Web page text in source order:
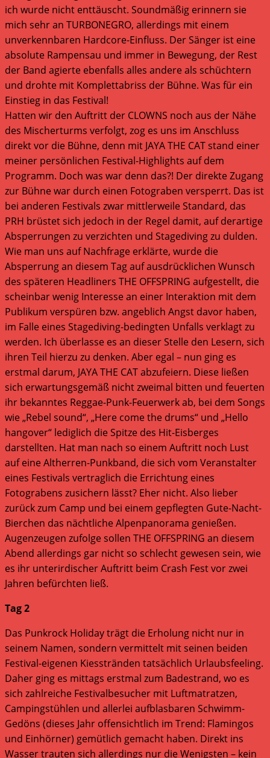
ich wurde nicht enttäuscht. Soundmäßig erinnern sie
mich sehr an TURBONEGRO, allerdings mit einem
unverkennbaren Hardcore-Einfluss. Der Sänger ist eine
absolute Rampensau und immer in Bewegung, der Rest
der Band agierte ebenfalls alles andere als schüchtern
und drohte mit Komplettabriss der Bühne. Was für ein
Einstieg in das Festival!
Hatten wir den Auftritt der CLOWNS noch aus der Nähe
des Mischerturms verfolgt, zog es uns im Anschluss
direkt vor die Bühne, denn mit JAYA THE CAT stand einer
meiner persönlichen Festival-Highlights auf dem
Programm. Doch was war denn das?! Der direkte Zugang
zur Bühne war durch einen Fotograben versperrt. Das ist
bei anderen Festivals zwar mittlerweile Standard, das
PRH brüstet sich jedoch in der Regel damit, auf derartige
Absperrungen zu verzichten und Stagediving zu dulden.
Wie man uns auf Nachfrage erklärte, wurde die
Absperrung an diesem Tag auf ausdrücklichen Wunsch
des späteren Headliners THE OFFSPRING aufgestellt, die
scheinbar wenig Interesse an einer Interaktion mit dem
Publikum verspüren bzw. angeblich Angst davor haben,
im Falle eines Stagediving-bedingten Unfalls verklagt zu
werden. Ich überlasse es an dieser Stelle den Lesern, sich
ihren Teil hierzu zu denken. Aber egal – nun ging es
erstmal darum, JAYA THE CAT abzufeiern. Diese ließen
sich erwartungsgemäß nicht zweimal bitten und feuerten
ihr bekanntes Reggae-Punk-Feuerwerk ab, bei dem Songs
wie „Rebel sound“, „Here come the drums“ und „Hello
hangover“ lediglich die Spitze des Hit-Eisberges
darstellten. Hat man nach so einem Auftritt noch Lust
auf eine Altherren-Punkband, die sich vom Veranstalter
eines Festivals vertraglich die Errichtung eines
Fotograbens zusichern lässt? Eher nicht. Also lieber
zurück zum Camp und bei einem gepflegten Gute-Nacht-
Bierchen das nächtliche Alpenpanorama genießen.
Augenzeugen zufolge sollen THE OFFSPRING an diesem
Abend allerdings gar nicht so schlecht gewesen sein, wie
es ihr unterirdischer Auftritt beim Crash Fest vor zwei
Jahren befürchten ließ.
Tag 2
Das Punkrock Holiday trägt die Erholung nicht nur in
seinem Namen, sondern vermittelt mit seinen beiden
Festival-eigenen Kiesstränden tatsächlich Urlaubsfeeling.
Daher ging es mittags erstmal zum Badestrand, wo es
sich zahlreiche Festivalbesucher mit Luftmatratzen,
Campingstühlen und allerlei aufblasbaren Schwimm-
Gedöns (dieses Jahr offensichtlich im Trend: Flamingos
und Einhörner) gemütlich gemacht haben. Direkt ins
Wasser trauten sich allerdings nur die Wenigsten – kein